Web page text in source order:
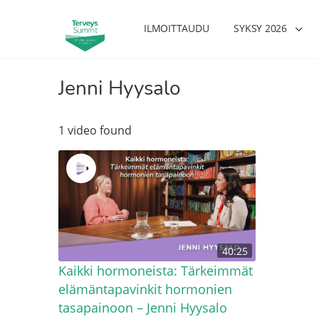
ILMOITTAUDU SYKSY 2026
Jenni Hyysalo
1 video found
40:25
Kaikki hormoneista: Tärkeimmät
elämäntapavinkit hormonien
tasapainoon – Jenni Hyysalo